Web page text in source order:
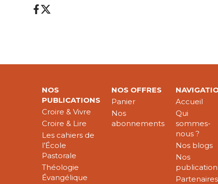
NOS
PUBLICATIONS
Croire & Vivre
Croire & Lire
Les cahiers de
l’École
Pastorale
Théologie
Évangélique
NOS OFFRES
Panier
Nos
abonnements
Accueil
Qui
sommes-
nous ?
Nos blogs
Nos
Partenaires